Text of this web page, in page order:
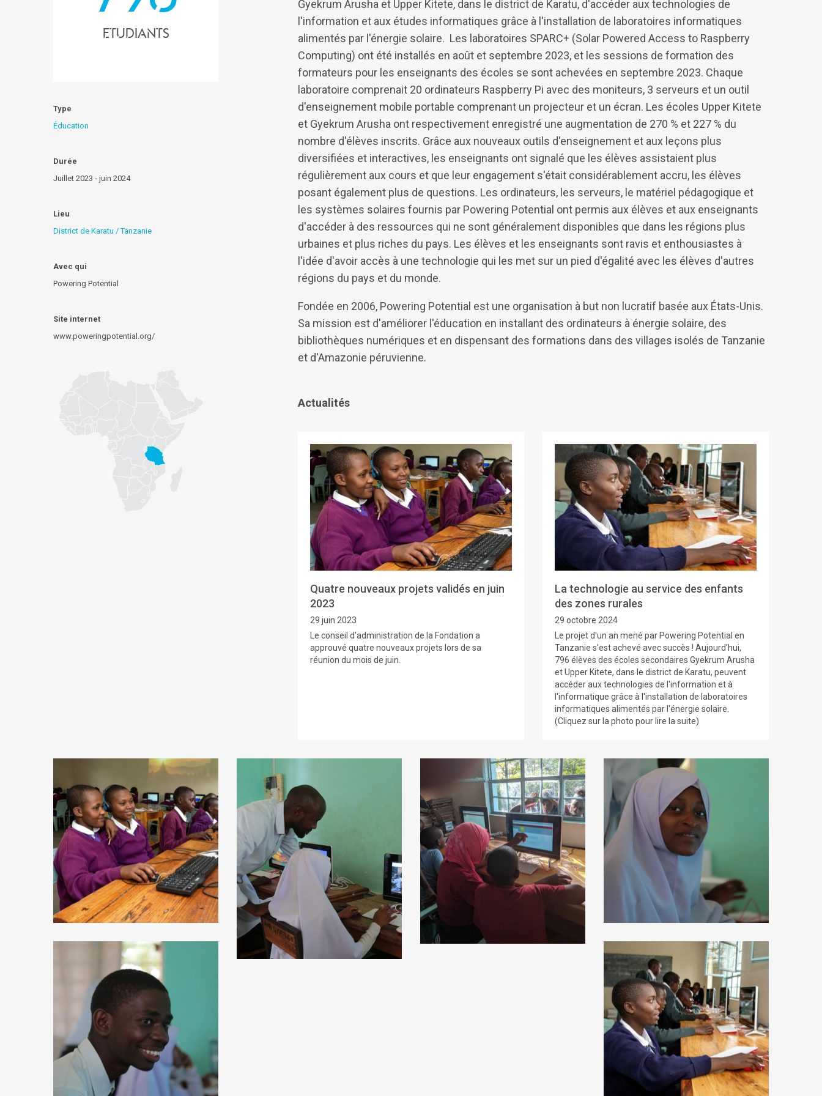
Gyekrum Arusha et Upper Kitete, dans le district de Karatu, d'accéder aux technologies de
l'information et aux études informatiques grâce à l'installation de laboratoires informatiques
alimentés par l'énergie solaire. Les laboratoires SPARC+ (Solar Powered Access to Raspberry
Computing) ont été installés en août et septembre 2023, et les sessions de formation des
formateurs pour les enseignants des écoles se sont achevées en septembre 2023. Chaque
laboratoire comprenait 20 ordinateurs Raspberry Pi avec des moniteurs, 3 serveurs et un outil
d'enseignement mobile portable comprenant un projecteur et un écran. Les écoles Upper Kitete
et Gyekrum Arusha ont respectivement enregistré une augmentation de 270 % et 227 % du
nombre d'élèves inscrits. Grâce aux nouveaux outils d'enseignement et aux leçons plus
diversifiées et interactives, les enseignants ont signalé que les élèves assistaient plus
régulièrement aux cours et que leur engagement s'était considérablement accru, les élèves
posant également plus de questions. Les ordinateurs, les serveurs, le matériel pédagogique et
les systèmes solaires fournis par Powering Potential ont permis aux élèves et aux enseignants
d'accéder à des ressources qui ne sont généralement disponibles que dans les régions plus
urbaines et plus riches du pays. Les élèves et les enseignants sont ravis et enthousiastes à
l'idée d'avoir accès à une technologie qui les met sur un pied d'égalité avec les élèves d'autres
régions du pays et du monde.
Fondée en 2006, Powering Potential est une organisation à but non lucratif basée aux États-Unis.
Sa mission est d'améliorer l'éducation en installant des ordinateurs à énergie solaire, des
bibliothèques numériques et en dispensant des formations dans des villages isolés de Tanzanie
et d'Amazonie péruvienne.
Actualités
Quatre nouveaux projets validés en juin
2023
29 juin 2023
Le conseil d'administration de la Fondation a
approuvé quatre nouveaux projets lors de sa
réunion du mois de juin.
La technologie au service des enfants
des zones rurales
29 octobre 2024
Le projet d'un an mené par Powering Potential en
Tanzanie s'est achevé avec succès ! Aujourd'hui,
796 élèves des écoles secondaires Gyekrum Arusha
et Upper Kitete, dans le district de Karatu, peuvent
accéder aux technologies de l'information et à
l'informatique grâce à l'installation de laboratoires
informatiques alimentés par l'énergie solaire.
(Cliquez sur la photo pour lire la suite)
Etudiants
Type
Éducation
Durée
Juillet 2023 - juin 2024
Lieu
District de Karatu / Tanzanie
Avec qui
Powering Potential
Site internet
www.poweringpotential.org/